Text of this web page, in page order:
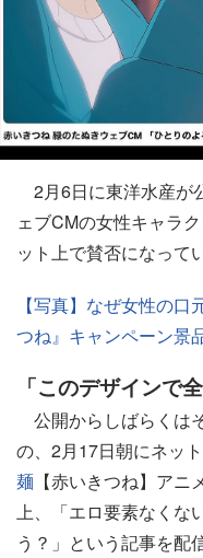
2月6日に東洋水産が
ェブCMの女性キャラ
ット上で賛否になって
【写真】なぜ女性の
つね』キャンペーン景
「このデザインで
公開からしばらくは
の、2月17日朝にネッ
麺 【赤いきつね】ア
上、「エロ要素なくな
う？」という記事を配